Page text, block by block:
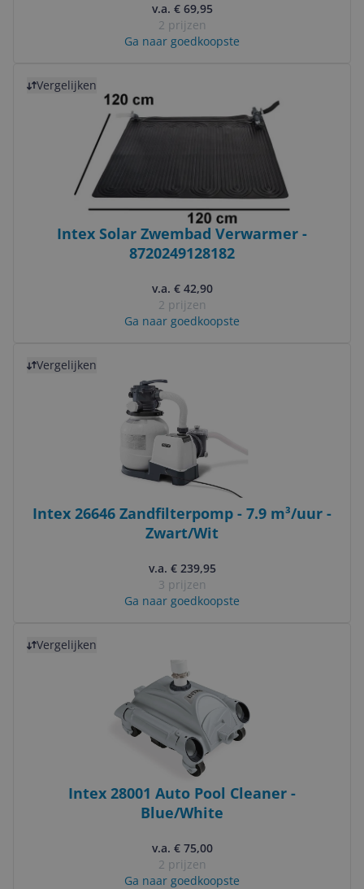
v.a. € 69,95
2 prijzen
Ga naar goedkoopste
Vergelijken
Intex Solar Zwembad Verwarmer -
8720249128182
v.a. € 42,90
2 prijzen
Ga naar goedkoopste
Vergelijken
Intex 26646 Zandfilterpomp - 7.9 m³/uur -
Zwart/Wit
v.a. € 239,95
3 prijzen
Ga naar goedkoopste
Vergelijken
Intex 28001 Auto Pool Cleaner -
Blue/White
v.a. € 75,00
2 prijzen
Ga naar goedkoopste